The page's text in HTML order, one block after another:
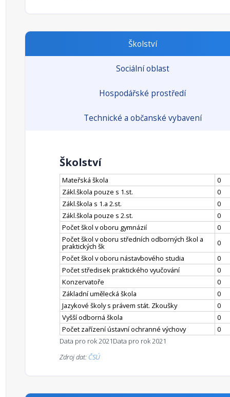
Školství
Sociální oblast
Hospodářské prostředí
Technické a občanské vybavení
Školství
Mateřská škola
0
Zákl.škola pouze s 1.st.
0
Zákl.škola s 1.a 2.st.
0
Zákl.škola pouze s 2.st.
0
Počet škol v oboru gymnázií
0
Počet škol v oboru středních odborných škol a
praktických šk
0
Počet škol v oboru nástavbového studia
0
Počet středisek praktického vyučování
0
Konzervatoře
0
Základní umělecká škola
0
Jazykové školy s právem stát. Zkoušky
0
Vyšší odborná škola
0
Počet zařízení ústavní ochranné výchovy
0
Data pro rok 2021Data pro rok 2021
Zdroj dat: ČSÚ